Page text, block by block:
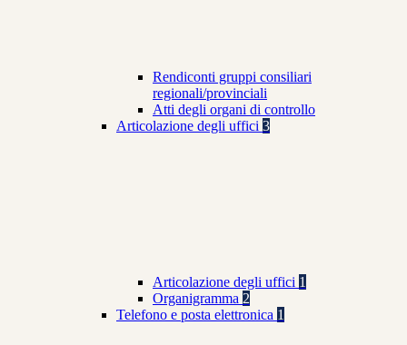
Rendiconti gruppi consiliari
regionali/provinciali
Atti degli organi di controllo
Articolazione degli uffici 3
Articolazione degli uffici 1
Organigramma 2
Telefono e posta elettronica 1